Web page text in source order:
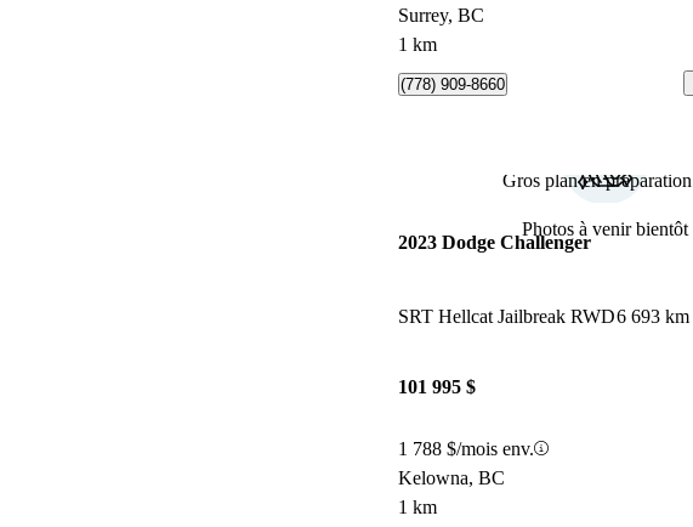
Surrey, BC
1 km
(778) 909-8660
Gros plan en
Photos à venir bientôt
2023 Dodge Challenger
SRT Hellcat Jailbreak RWD6 693 km
101 995 $
1 788 $/mois env.
Kelowna, BC
1 km